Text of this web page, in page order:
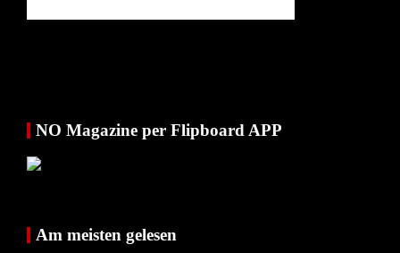
NO Magazine per Flipboard APP
Am meisten gelesen